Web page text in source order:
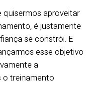
aproveitar
é justamente
se constrói. E
esse objetivo
a
o treinamento